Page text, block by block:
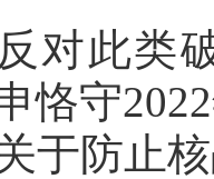
对此类
恪守
于防止